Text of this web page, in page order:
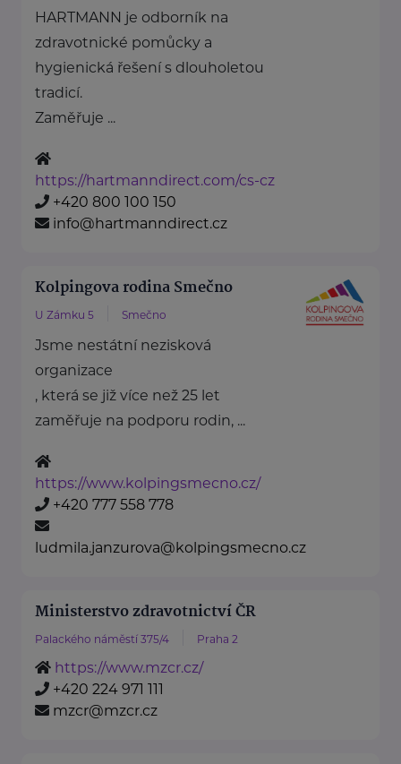
HARTMANN je odborník na
zdravotnické pomůcky a
hygienická řešení s dlouholetou
tradicí.
Zaměřuje ...
https://hartmanndirect.com/cs-cz
+420 800 100 150
info@hartmanndirect.cz
Kolpingova rodina Smečno
U Zámku 5 Smečno
Jsme nestátní nezisková
organizace
, která se již více než 25 let
zaměřuje na podporu rodin, ...
https://www.kolpingsmecno.cz/
+420 777 558 778
ludmila.janzurova@kolpingsmecno.cz
Ministerstvo zdravotnictví ČR
Palackého náměstí 375/4 Praha 2
https://www.mzcr.cz/
+420 224 971 111
mzcr@mzcr.cz